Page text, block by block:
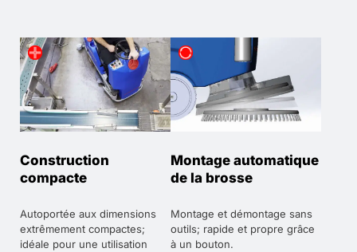
Construction
compacte
Autoportée aux dimensions
extrêmement compactes;
idéale pour une utilisation
Montage automatique
de la brosse
Montage et démontage sans
outils; rapide et propre grâce
à un bouton.